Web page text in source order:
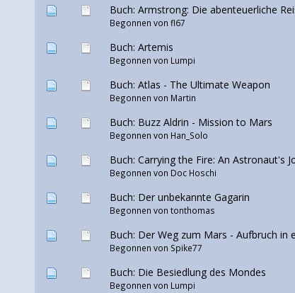
Buch: Armstrong: Die abenteuerliche
Begonnen von fl67
Buch: Artemis
Begonnen von Lumpi
Buch: Atlas - The Ultimate Weapon
Begonnen von Martin
Buch: Buzz Aldrin - Mission to Mars
Begonnen von Han_Solo
Buch: Carrying the Fire: An Astronaut's
Begonnen von Doc Hoschi
Buch: Der unbekannte Gagarin
Begonnen von tonthomas
Buch: Der Weg zum Mars - Aufbruch in
Begonnen von Spike77
Buch: Die Besiedlung des Mondes
Begonnen von Lumpi